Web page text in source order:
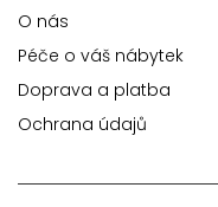
O nás
Péče o váš nábytek
Doprava a platba
Ochrana údajů